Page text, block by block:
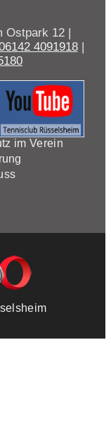
12 |
4091918|
im Verein